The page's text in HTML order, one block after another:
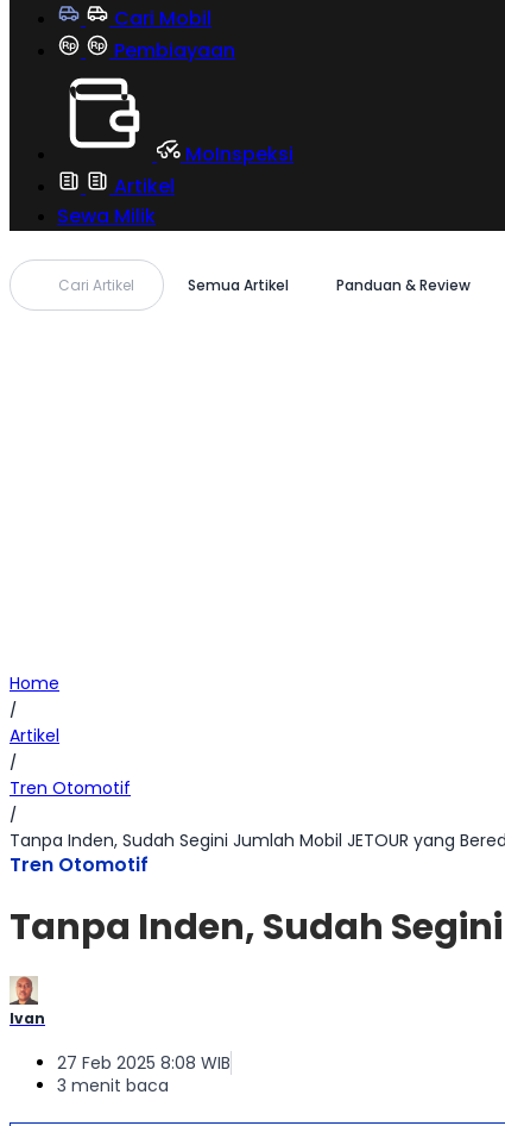
Cari Mobil
Pembiayaan
MoInspeksi
Artikel
Sewa Milik
Cari Artikel Semua Artikel Panduan & Review
Home
/
Artikel
/
Tren Otomotif
/
Tanpa Inden, Sudah Segini Jumlah Mobil JETOUR yang
Tren Otomotif
Tanpa Inden, Sudah
Ivan
27 Feb 2025 8:08 WIB
3 menit baca